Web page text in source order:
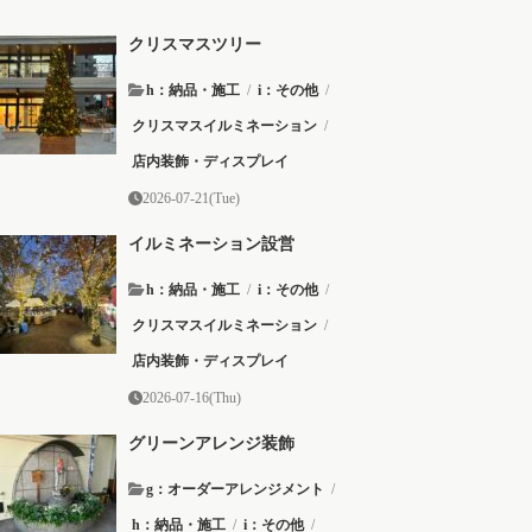
クリスマスツリー
h：納品・施工 / i：その他 /
クリスマスイルミネーション /
店内装飾・ディスプレイ
2026-07-21(Tue)
イルミネーション設営
h：納品・施工 / i：その他 /
クリスマスイルミネーション /
店内装飾・ディスプレイ
2026-07-16(Thu)
グリーンアレンジ装飾
g：オーダーアレンジメント /
h：納品・施工 / i：その他 /